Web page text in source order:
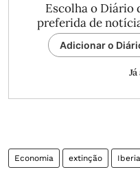
Escolha o Diário
preferida de
Adicionar o
Economia extinção Iberia